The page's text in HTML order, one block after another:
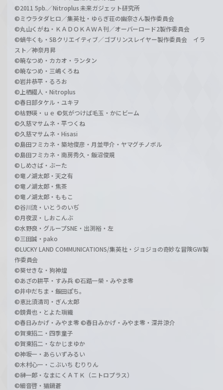
©2011 5pb.／Nitroplus 未来ガジェット研究所
©ミウラタダヒロ／集英社・ゆらぎ荘の幽奈さん製作委員会
©丸山くがね・ＫＡＤＯＫＡＷＡ刊／オーバーロード2製作委員会
©蝸牛くも・SBクリエイティブ／ゴブリンスレイヤー製作委員会 イラ
スト／神奈月昇
©暁なつめ・カカオ・ランタン
©暁なつめ・三嶋くろね
©岩井恭平・るろお
©上栖綴人・Nitroplus
©春日部タケル・ユキヲ
©枯野瑛・ｕｅ ©気がつけば毛玉・かにビーム
©久慈マサムネ・平つくね
©久慈マサムネ・Hisasi
©島田フミカネ・築地俊彦・月並甲介・ヤマグチノボル
©島田フミカネ・南房秀久・飯沼俊規
©しめさば・ぶーた
©竜ノ湖太郎・天之有
©竜ノ湖太郎・焦茶
©竜ノ湖太郎・ももこ
©谷川流・いとうのいぢ
©月夜涙・しおこんぶ
©水野良・グループSNE・出渕裕・左
©三田誠・pako
©LUCKY LAND COMMUNICATIONS/集英社・ジョジョの奇妙な冒険GW製
作委員会
©葵せきな・狗神煌
©あざの耕平・すみ兵 ©石踏一榮・みやま零
©井中だちま・飯田ぽち。
©恵比須清司・ぎん太郎
©鏡貴也・とよた瑣織
©春日みかげ・みやま零 ©春日みかげ・みやま零・深井涼介
©賀東招二・四季童子
©賀東招二・なかじまゆか
©神坂一・あらいずみるい
©木村心一・こぶいち むりりん
©榊一郎・なまにくＡＴＫ（ニトロプラス）
©細音啓・猫鍋蒼